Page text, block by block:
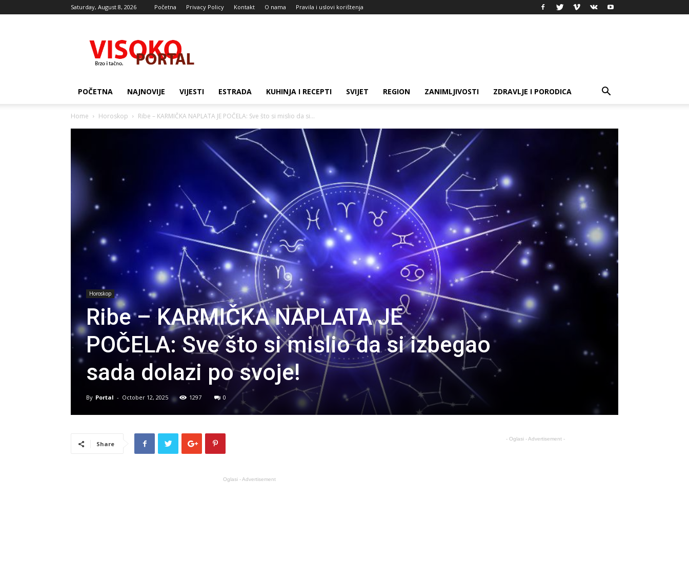
Saturday, August 8, 2026 Početna Privacy Policy Kontakt O nama Pravila i uslovi korištenja
portal
POČETNA NAJNOVIJE VIJESTI ESTRADA KUHINJA I RECEPTI SVIJET REGION ZANIMLJIVOSTI ZDRAVLJE I PORODICA
Home Horoskop Ribe – KARMIČKA NAPLATA JE POČELA: Sve što si mislio da si...
Horoskop
Ribe – KARMIČKA NAPLATA JE
POČELA: Sve što si mislio da si izbegao
sada dolazi po svoje!
By Portal - October 12, 2025 1297 0
Share
Oglasi - Advertisement
- Oglasi - Advertisement -